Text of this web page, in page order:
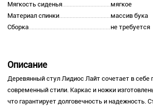
Мягкость сиденья
мягкое
Материал спинки
массив бука
Сборка
не требуется
Описание
Деревянный стул Лидиос Лайт сочетает в себе
современный стили. Каркас и ножки
что гарантирует долговечность и надежность.